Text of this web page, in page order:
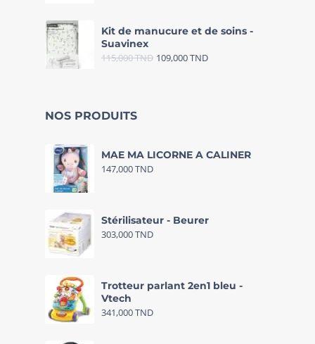
Kit de manucure et de soins -
Suavinex
115,000TND 109,000TND
NOS PRODUITS
MAE MA LICORNE A CALINER
147,000TND
Stérilisateur - Beurer
303,000TND
Trotteur parlant 2en1 bleu -
Vtech
341,000TND